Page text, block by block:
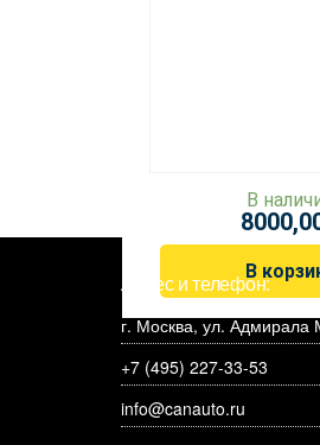
В
В
Адрес и телефон:
г. Москва, ул. Адмирала
+7 (495) 227-33-53
info@canauto.ru